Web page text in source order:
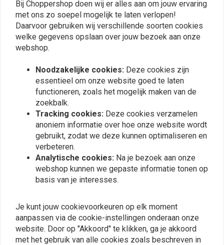
Fritz Annawitt
Perfektes Teil. Bin sehr zufrieden !
Fritz
Vergelijkbare producten
Bij Choppershop doen wij er alles aan om jouw ervaring
met ons zo soepel mogelijk te laten verlopen!
Daarvoor gebruiken wij verschillende soorten cookies
welke gegevens opslaan over jouw bezoek aan onze
webshop.
Noodzakelijke cookies: Deze cookies zijn
essentieel om onze website goed te laten
functioneren, zoals het mogelijk maken van de
zoekbalk.
Tracking cookies: Deze cookies verzamelen
anoniem informatie over hoe onze website wordt
gebruikt, zodat we deze kunnen optimaliseren en
verbeteren.
Analytische cookies: Na je bezoek aan onze
webshop kunnen we gepaste informatie tonen op
basis van je interesses.
Je kunt jouw cookievoorkeuren op elk moment
aanpassen via de cookie-instellingen onderaan onze
website. Door op "Akkoord" te klikken, ga je akkoord
met het gebruik van alle cookies zoals beschreven in